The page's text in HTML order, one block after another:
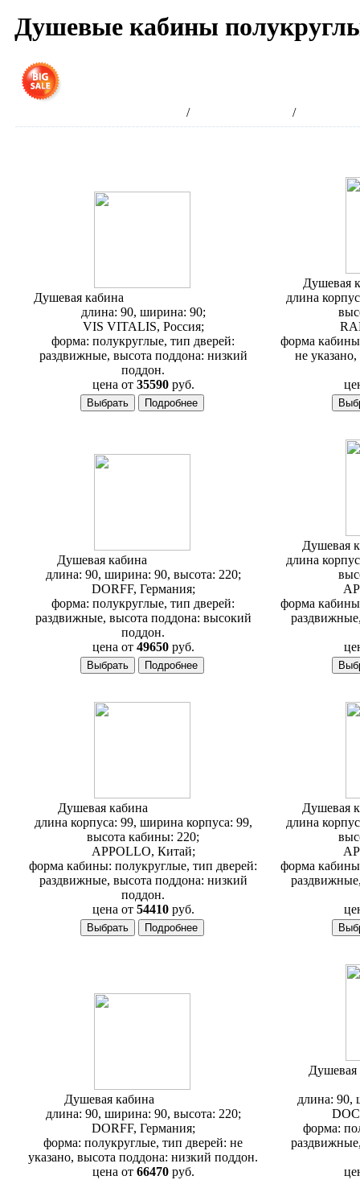
Душевые кабины
/ /
Душевая кабина
длина: 90, ширина: 90;
VIS VITALIS, Россия;
форма: полукруглые, тип дверей:
раздвижные, высота поддона: низкий
поддон.
цена от35590 руб.
Душевая
длина
форма
не
Душевая кабина
длина: 90, ширина: 90, высота: 220;
DORFF, Германия;
форма: полукруглые, тип дверей:
раздвижные, высота поддона: высокий
поддон.
цена от49650 руб.
Душевая
длина
форма
Душевая кабина
длина корпуса: 99, ширина корпуса: 99,
высота кабины: 220;
APPOLLO, Китай;
форма кабины: полукруглые, тип дверей:
раздвижные, высота поддона: низкий
поддон.
цена от54410 руб.
Душевая
длина
форма
Душевая кабина
длина: 90, ширина: 90, высота: 220;
DORFF, Германия;
форма: полукруглые, тип дверей: не
указано, высота поддона: низкий поддон.
цена от66470 руб.
Душевая
длина: 90,
форма: